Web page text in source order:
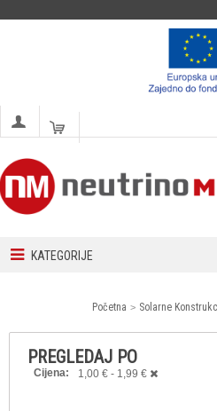
KATEGORIJE
Početna Solarne
PREGLEDAJ PO
Cijena: 1,00 € - 1,99 €